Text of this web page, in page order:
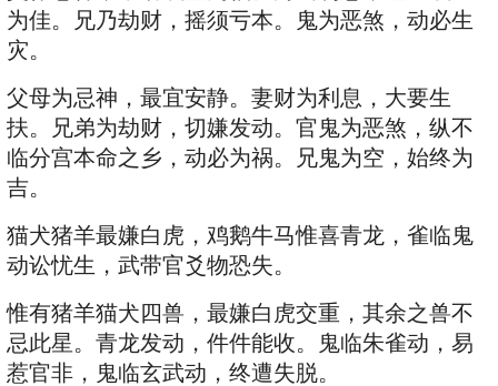
为佳。兄乃劫财，摇须亏本。鬼为恶煞，动必生
灾。
父母为忌神，最宜安静。妻财为利息，大要生
扶。兄弟为劫财，切嫌发动。官鬼为恶煞，纵不
临分宫本命之乡，动必为祸。兄鬼为空，始终为
吉。
猫犬猪羊最嫌白虎，鸡鹅牛马惟喜青龙，雀临鬼
动讼忧生，武带官爻物恐失。
惟有猪羊猫犬四兽，最嫌白虎交重，其余之兽不
忌此星。青龙发动，件件能收。鬼临朱雀动，易
惹官非，鬼临玄武动，终遭失脱。